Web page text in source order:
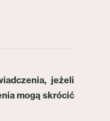
jeżeli
mogą skrócić